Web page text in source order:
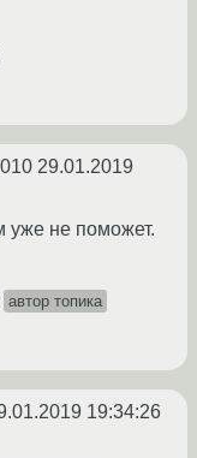
29.01.2019
уже не поможет.
автор топика
19:34:26